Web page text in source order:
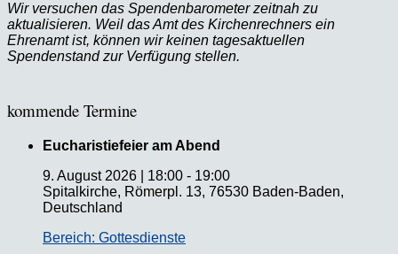
Wir versuchen das Spendenbarometer zeitnah zu
aktualisieren. Weil das Amt des Kirchenrechners ein
Ehrenamt ist, können wir keinen tagesaktuellen
Spendenstand zur Verfügung stellen.
kommende Termine
Eucharistiefeier am Abend
9. August 2026
18:00 - 19:00
Spitalkirche, Römerpl. 13, 76530 Baden-Baden,
Deutschland
Bereich: Gottesdienste